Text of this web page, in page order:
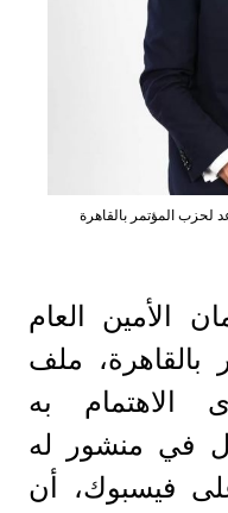
لحزب المؤتمر بالقاهرة
الأمين العام
بالقاهرة، ملف
الاهتمام به
في منشور له
فيسبوك، أن